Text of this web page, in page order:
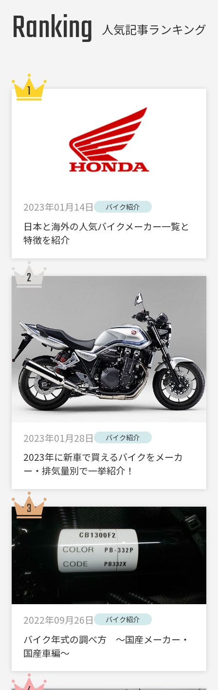
Ranking 人気記事ランキング
2023年01月14日 バイク紹介
日本と海外の人気バイクメーカー一覧と
特徴を紹介
2023年01月28日 バイク紹介
2023年に新車で買えるバイクをメーカ
ー・排気量別で一挙紹介！
2022年09月26日 バイク紹介
バイク年式の調べ方 ～国産メーカー・
国産車編～